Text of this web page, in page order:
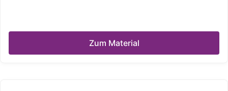
Zum Material